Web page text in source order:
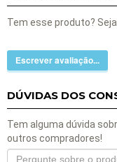
Tem esse produto?
Escrever avaliação...
DÚVIDAS DOS
Tem alguma dúvida
outros compradores!